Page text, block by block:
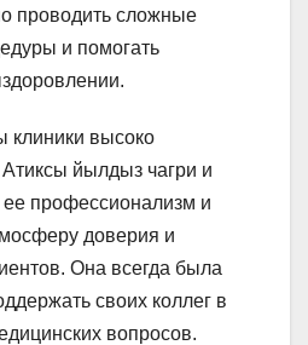
проводить сложные
и помогать
клиники высоко
йылдыз чагри и
ее профессионализм и
доверия и
Она всегда была
своих коллег в
вопросов.